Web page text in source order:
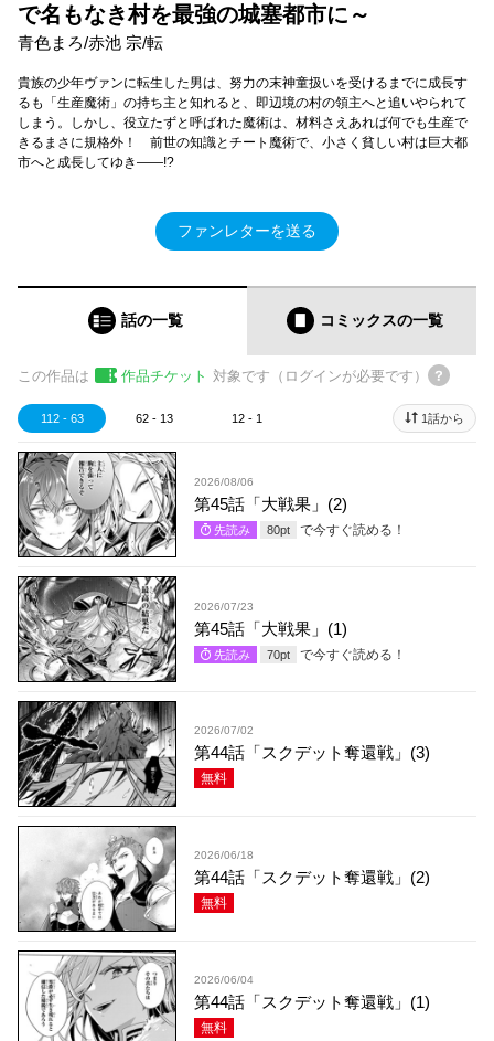
で名もなき村を最強の城塞都市に～
青色まろ/赤池 宗/転
貴族の少年ヴァンに転生した男は、努力の末神童扱いを受けるまでに成長す
るも「生産魔術」の持ち主と知れると、即辺境の村の領主へと追いやられて
しまう。しかし、役立たずと呼ばれた魔術は、材料さえあれば何でも生産で
きるまさに規格外！ 前世の知識とチート魔術で、小さく貧しい村は巨大都
市へと成長してゆき――!?
ファンレターを送る
話の一覧 コミックスの一覧
この作品は 作品チケット 対象です（ログインが必要です）
112 - 63 62 - 13 12 - 1 1話から
2026/08/06
第45話「大戦果」(2)
先読み 80pt で今すぐ読める！
2026/07/23
第45話「大戦果」(1)
先読み 70pt で今すぐ読める！
2026/07/02
第44話「スクデット奪還戦」(3)
無料
2026/06/18
第44話「スクデット奪還戦」(2)
無料
2026/06/04
第44話「スクデット奪還戦」(1)
無料